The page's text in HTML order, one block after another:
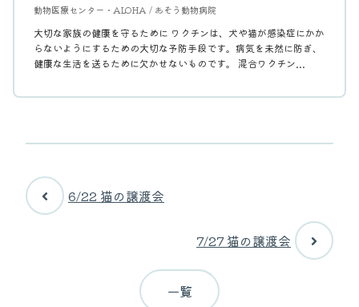
動物医療センター・ALOHA / あそう動物病院
大切な家族の健康を守るために ワクチンは、犬や猫が感染症にかか
らないようにするための大切な予防手段です。病気を未然に防ぎ、
健康な生活を送るために欠かせないものです。 混合ワクチン...
6/22 猫の譲渡会
一覧
7/27 猫の譲渡会